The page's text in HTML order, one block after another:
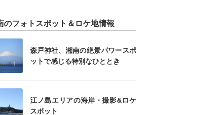
のフォトスポット＆ロケ地情報
森戸神社、湘南の絶景パワースポ
ットで感じる特別なひととき
江ノ島エリアの海岸・撮影&ロケ
スポット